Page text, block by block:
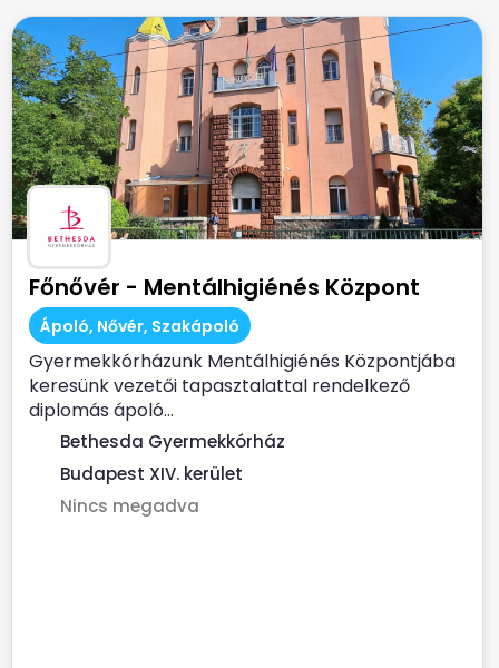
Főnővér - Mentálhigiénés Központ
Ápoló, Nővér, Szakápoló
Gyermekkórházunk Mentálhigiénés Központjába
keresünk vezetői tapasztalattal rendelkező
diplomás ápoló...
Bethesda Gyermekkórház
Budapest XIV. kerület
Nincs megadva